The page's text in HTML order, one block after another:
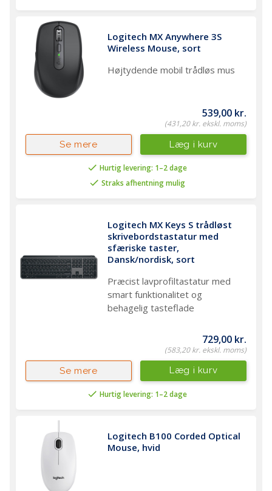
Logitech MX Anywhere 3S
Wireless Mouse, sort
Højtydende mobil trådløs mus
539,00 kr.
(431,20 kr. ekskl. moms)
Hurtig levering: 1–2 dage
Straks afhentning mulig
Læg i kurv
Se mere
Logitech MX Keys S trådløst
skrivebordstastatur med
sfæriske taster,
Dansk/nordisk, sort
Præcist lavprofiltastatur med
smart funktionalitet og
behagelig tasteflade
729,00 kr.
(583,20 kr. ekskl. moms)
Hurtig levering: 1–2 dage
Læg i kurv
Se mere
Logitech B100 Corded Optical
Mouse, hvid